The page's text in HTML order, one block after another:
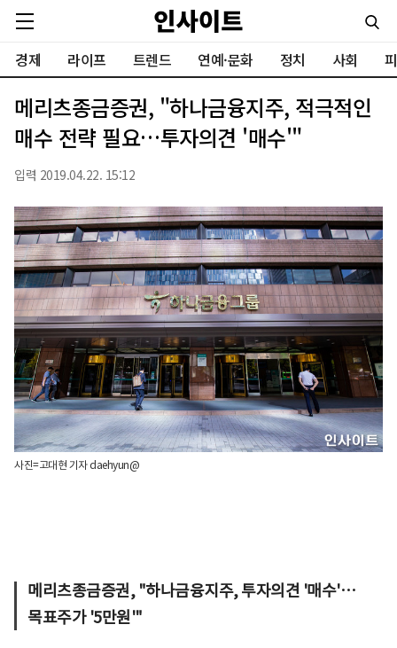
경제 라이프 트렌드 연예·문화 정치 사회
메리츠종금증권, "하나금융지주, 적극적인
매수 전략 필요…투자의견 '매수'"
입력 2019.04.22. 15:12
사진=고대현 기자 daehyun@
메리츠종금증권, "하나금융지주, 투자의견 '매수'…
목표주가 '5만원'"